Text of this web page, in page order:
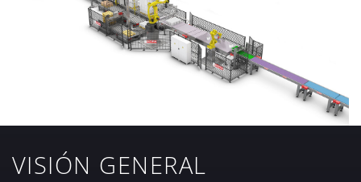
VISIÓN GENERAL